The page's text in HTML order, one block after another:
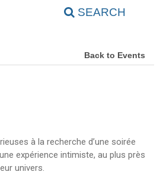
SEARCH
Back to Events
à la recherche d’une soirée
expérience intimiste, au plus près
univers.